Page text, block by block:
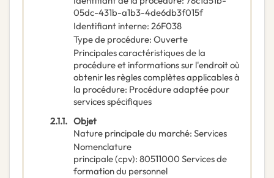
05dc-431b-a1b3-4de6db3f015f
Identifiant interne: 26F038
Type de procédure: Ouverte
Principales caractéristiques de la
procédure et informations sur l'endroit où
obtenir les règles complètes applicables à
la procédure: Procédure adaptée pour
services spécifiques
2.1.1. Objet
Nature principale du marché: Services
Nomenclature
principale(cpv): 80511000 Services de
formation du personnel